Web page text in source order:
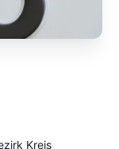
Kreis